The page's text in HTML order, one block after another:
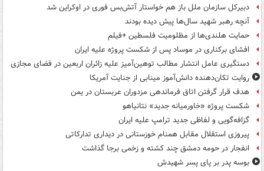
دبیرکل سازمان ملل باز هم خواستار آتش‌بس فوری در اوکراین شد
آنچه رهبر شهید سال‌ها پیش دیده بودند
حمایت هلندی‌ها از مظلومیت فلسطین +فیلم
افشای برکناری در موساد پس از شکست پروژه علیه ایران
دستگیری عامل انتشار مطالب توهین‌آمیز علیه زائران اربعین در فضای مجازی
روایت تکان‌دهنده دانش‌آموز مینابی از جنایت آمریکا
هدف قرار گرفتن اتاق‌ فرماندهی مزدوران عربستان در یمن
شکست پروژه «خاورمیانه جدید» نتانیاهو
گزافه‌گویی و لفاظی جدید ترامپ علیه ایران
پیروزی استقلال مقابل همنام خوزستانی در دیداری تدارکاتی
انفجار در حومه دمشق چند کشته و زخمی برجا گذاشت
بوسه‌ پدر بر پای پسر شهیدش